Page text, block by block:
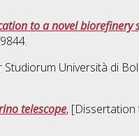
to a novel biorefinery
Università di
telescope, [Dissertation